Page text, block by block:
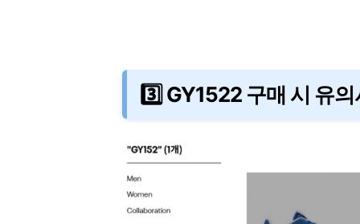
3️⃣ GY1522 구매 시 유